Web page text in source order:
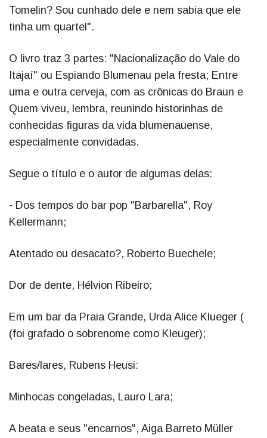
Tomelin? Sou cunhado dele e nem sabia que ele
tinha um quartel".
O livro traz 3 partes: "Nacionalização do Vale do
Itajaí" ou Espiando Blumenau pela fresta; Entre
uma e outra cerveja, com as crônicas do Braun e
Quem viveu, lembra, reunindo historinhas de
conhecidas figuras da vida blumenauense,
especialmente convidadas.
Segue o título e o autor de algumas delas:
- Dos tempos do bar pop "Barbarella", Roy
Kellermann;
Atentado ou desacato?, Roberto Buechele;
Dor de dente, Hélvion Ribeiro;
Em um bar da Praia Grande, Urda Alice Klueger (
(foi grafado o sobrenome como Kleuger);
Bares/lares, Rubens Heusi:
Minhocas congeladas, Lauro Lara;
A beata e seus "encarnos", Aiga Barreto Müller